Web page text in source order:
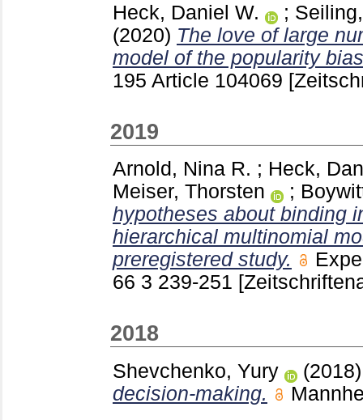
Heck, Daniel W. ;
(2020) The love of large
model of the popularity
195 Article 104069
2019
Arnold, Nina R. ; Heck,
Meiser, Thorsten
;
hypotheses about binding
hierarchical multinomial
preregistered study.
66 3 239-251
2018
Shevchenko, Yury
decision-making.